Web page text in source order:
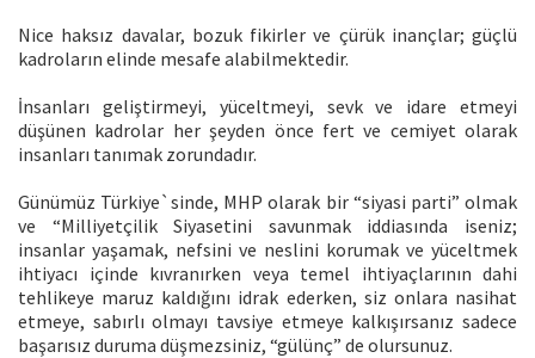
Nice haksız davalar, bozuk fikirler ve çürük inançlar; güçlü
kadroların elinde mesafe alabilmektedir.
İnsanları geliştirmeyi, yüceltmeyi, sevk ve idare etmeyi
düşünen kadrolar her şeyden önce fert ve cemiyet olarak
insanları tanımak zorundadır.
Günümüz Türkiye`sinde, MHP olarak bir “siyasi parti” olmak
ve “Milliyetçilik Siyasetini savunmak iddiasında iseniz;
insanlar yaşamak, nefsini ve neslini korumak ve yüceltmek
ihtiyacı içinde kıvranırken veya temel ihtiyaçlarının dahi
tehlikeye maruz kaldığını idrak ederken, siz onlara nasihat
etmeye, sabırlı olmayı tavsiye etmeye kalkışırsanız sadece
başarısız duruma düşmezsiniz, “gülünç” de olursunuz.